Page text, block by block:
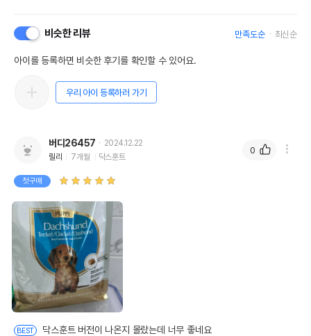
비슷한 리뷰 만족도순 최신순
아이를 등록하면 비슷한 후기를 확인할 수 있어요.
우리 아이 등록하러 가기
버디26457
2024.12.22
릴리
7개월 닥스훈트
첫구매
BEST 닥스훈트 버전이 나온지 몰랐는데 너무 좋네요
0